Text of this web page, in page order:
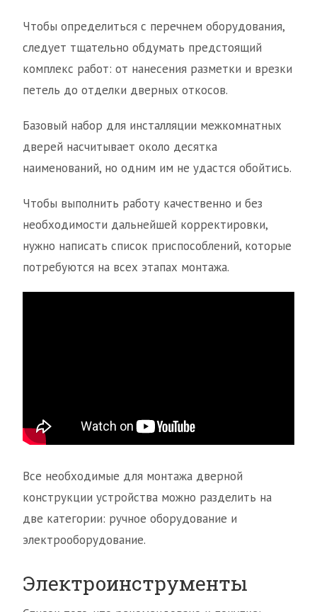
Чтобы определиться с перечнем оборудования,
следует тщательно обдумать предстоящий
комплекс работ: от нанесения разметки и врезки
петель до отделки дверных откосов.
Базовый набор для инсталляции межкомнатных
дверей насчитывает около десятка
наименований, но одним им не удастся обойтись.
Чтобы выполнить работу качественно и без
необходимости дальнейшей корректировки,
нужно написать список приспособлений, которые
потребуются на всех этапах монтажа.
Все необходимые для монтажа дверной
конструкции устройства можно разделить на
две категории: ручное оборудование и
электрооборудование.
Электроинструменты